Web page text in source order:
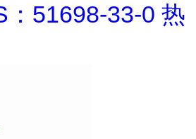
51698-33-0 热